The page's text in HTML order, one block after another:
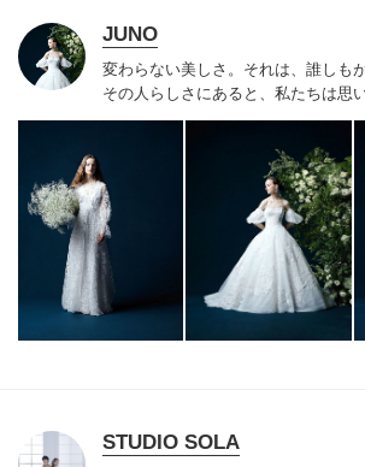
JUNO
変わらない美しさ。それは、誰しも
その人らしさにあると、私たちは思い
たひと組のおふたりのこれまでと、
ス、ことばにならない想いさえも織
をあわせる時間は、結婚式のその日
先もつづくおふたりの人生を彩る時
信とよろこびに満ちたすべての幸せ
の人らしさという、変わらない美
つづけています。
STUDIO SOLA